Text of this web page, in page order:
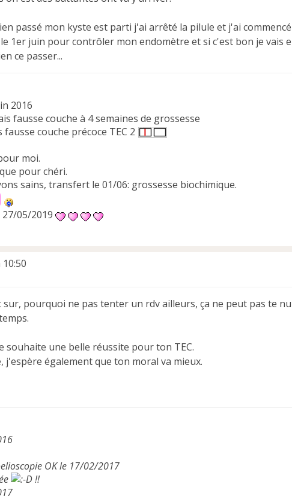
passé mon kyste est parti j'ai arrêté la pilule et j'ai
1er juin pour contrôler mon endomètre et si c'est bon je vais
ce passer...
2016
fausse couche à 4 semaines de grossesse
fausse couche précoce TEC 2
moi.
pour chéri.
sains, transfert le 01/06: grossesse biochimique.
05/2019
sur, pourquoi ne pas tenter un rdv ailleurs, ça ne peut pas te
souhaite une belle réussite pour ton TEC.
j'espère également que ton moral va mieux.
OK le 17/02/2017
!!